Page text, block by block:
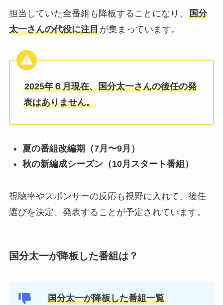
担当していた全番組も降板することになり、 国分
太一さんの代役に注目が集まっています。
2025年６月現在、国分太一さんの後任の発
表はありません。
夏の番組改編期（7月〜9月）
秋の新編成シーズン（10月スタート番組）
視聴率やスポンサーの反応も視野に入れて、後任
選びを決定、発表することが予定されています。
国分太一が降板した番組は？
国分太一が降板した番組一覧